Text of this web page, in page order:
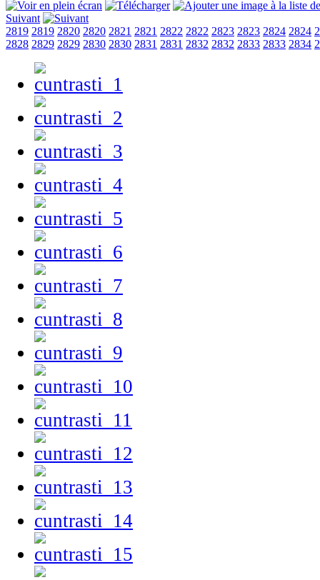
Suivant
2819 2819 2820 2820 2821 2821 2822 2822 2823 2823 2824 2824
2828 2829 2829 2830 2830 2831 2831 2832 2832 2833 2833 2834